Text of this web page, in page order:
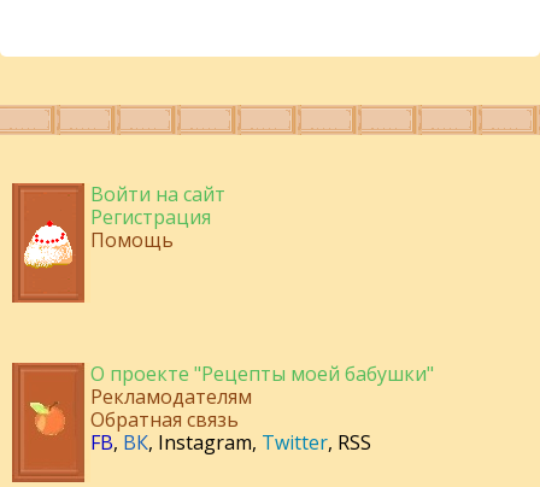
Войти на сайт
Регистрация
Помощь
О проекте "Рецепты моей бабушки"
Рекламодателям
Обратная связь
FB, ВК, Instagram, Twitter, RSS